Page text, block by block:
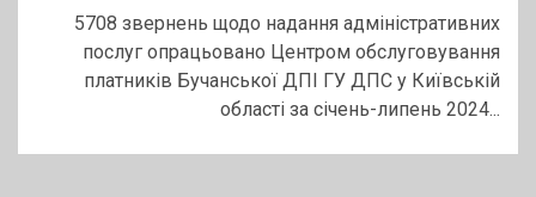
5708 звернень щодо надання адміністративних
послуг опрацьовано Центром обслуговування
платників Бучанської ДПІ ГУ ДПС у Київській
області за січень-липень 2024...